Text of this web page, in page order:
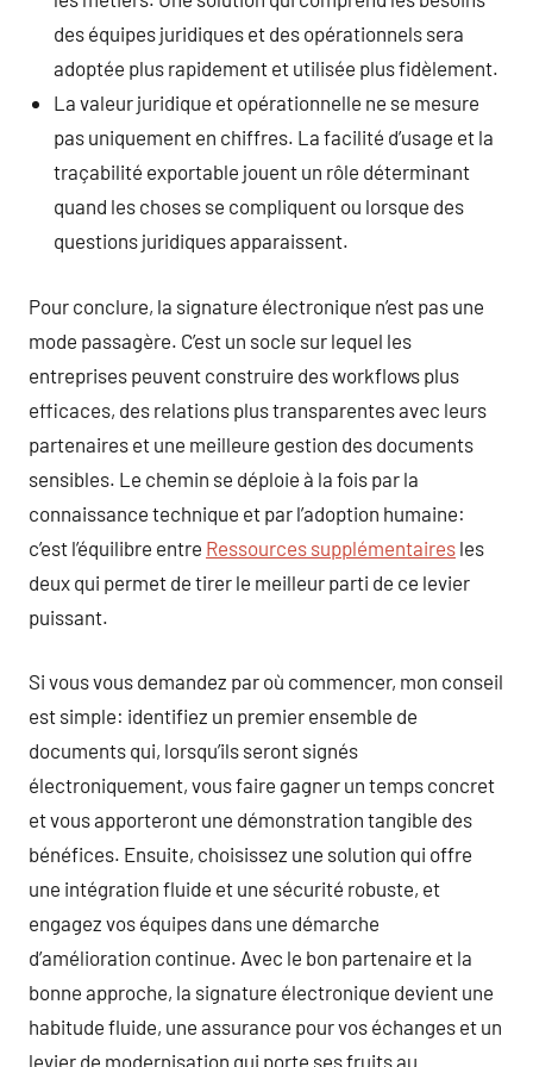
des équipes juridiques et des opérationnels sera
adoptée plus rapidement et utilisée plus fidèlement.
La valeur juridique et opérationnelle ne se mesure
pas uniquement en chiffres. La facilité d’usage et la
traçabilité exportable jouent un rôle déterminant
quand les choses se compliquent ou lorsque des
questions juridiques apparaissent.
Pour conclure, la signature électronique n’est pas une
mode passagère. C’est un socle sur lequel les
entreprises peuvent construire des workflows plus
efficaces, des relations plus transparentes avec leurs
partenaires et une meilleure gestion des documents
sensibles. Le chemin se déploie à la fois par la
connaissance technique et par l’adoption humaine:
c’est l’équilibre entre Ressources supplémentaires les
deux qui permet de tirer le meilleur parti de ce levier
puissant.
Si vous vous demandez par où commencer, mon conseil
est simple: identifiez un premier ensemble de
documents qui, lorsqu’ils seront signés
électroniquement, vous faire gagner un temps concret
et vous apporteront une démonstration tangible des
bénéfices. Ensuite, choisissez une solution qui offre
une intégration fluide et une sécurité robuste, et
engagez vos équipes dans une démarche
d’amélioration continue. Avec le bon partenaire et la
bonne approche, la signature électronique devient une
habitude fluide, une assurance pour vos échanges et un
levier de modernisation qui porte ses fruits au